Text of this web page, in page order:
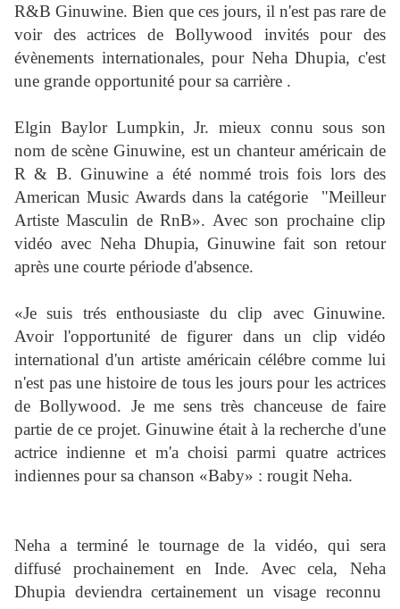
R&B Ginuwine. Bien que ces jours, il n'est pas rare de
voir des actrices de Bollywood invités pour des
évènements internationales, pour Neha Dhupia, c'est
une grande opportunité pour sa carrière .
Elgin Baylor Lumpkin, Jr. mieux connu sous son
nom de scène Ginuwine, est un chanteur américain de
R & B. Ginuwine a été nommé trois fois lors des
American Music Awards dans la catégorie "Meilleur
Artiste Masculin de RnB». Avec son prochaine clip
vidéo avec Neha Dhupia, Ginuwine fait son retour
après une courte période d'absence.
«Je suis trés enthousiaste du clip avec Ginuwine.
Avoir l'opportunité de figurer dans un clip vidéo
international d'un artiste américain célébre comme lui
n'est pas une histoire de tous les jours pour les actrices
de Bollywood. Je me sens très chanceuse de faire
partie de ce projet. Ginuwine était à la recherche d'une
actrice indienne et m'a choisi parmi quatre actrices
indiennes pour sa chanson «Baby» : rougit Neha.
Neha a terminé le tournage de la vidéo, qui sera
diffusé prochainement en Inde. Avec cela, Neha
Dhupia deviendra certainement un visage reconnu